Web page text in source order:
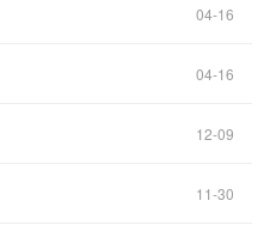
04-16
04-16
12-09
11-30